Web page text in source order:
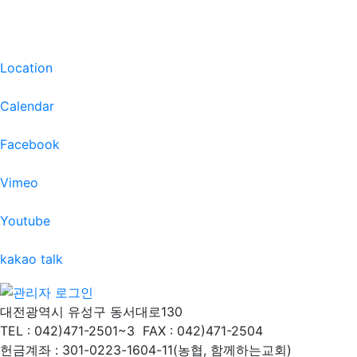
Location
Calendar
Facebook
Vimeo
Youtube
kakao talk
대전광역시 유성구 동서대로130
TEL : 042)471-2501~3 FAX : 042)471-2504
헌금계좌 : 301-0223-1604-11(농협, 함께하는교회)